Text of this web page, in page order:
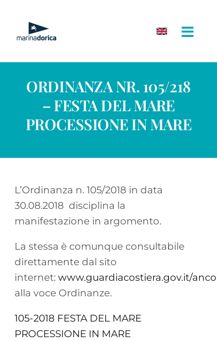
contenuto
ORDINANZA NR. 105/218
– FESTA DEL MARE
PROCESSIONE IN MARE
L’Ordinanza n. 105/2018 in data
30.08.2018 disciplina la
manifestazione in argomento.
La stessa è comunque consultabile
direttamente dal sito
internet: www.guardiacostiera.gov.it/
alla voce Ordinanze.
105-2018 FESTA DEL MARE
PROCESSIONE IN MARE